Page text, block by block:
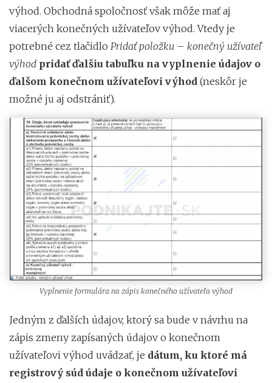
výhod. Obchodná spoločnosť však môže mať aj
viacerých konečných užívateľov výhod. Vtedy je
potrebné cez tlačidlo Pridať položku – konečný užívateľ
výhod pridať ďalšiu tabuľku na vyplnenie údajov o
ďalšom konečnom užívateľovi výhod (neskôr je
možné ju aj odstrániť).
Vyplnenie formulára na zápis konečného užívateľa výhod
Jedným z ďalších údajov, ktorý sa bude v návrhu na
zápis zmeny zapísaných údajov o konečnom
užívateľovi výhod uvádzať, je dátum, ku ktoré má
registrový súd údaje o konečnom užívateľovi